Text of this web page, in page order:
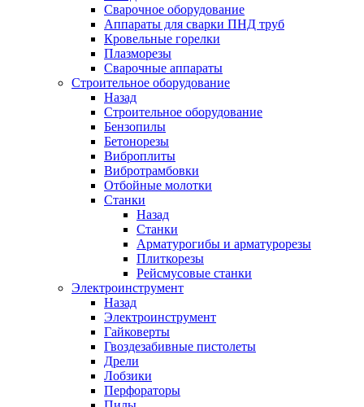
Сварочное оборудование
Аппараты для сварки ПНД труб
Кровельные горелки
Плазморезы
Сварочные аппараты
Строительное оборудование
Назад
Строительное оборудование
Бензопилы
Бетонорезы
Виброплиты
Вибротрамбовки
Отбойные молотки
Станки
Назад
Станки
Арматурогибы и арматурорезы
Плиткорезы
Рейсмусовые станки
Электроинструмент
Назад
Электроинструмент
Гайковерты
Гвоздезабивные пистолеты
Дрели
Лобзики
Перфораторы